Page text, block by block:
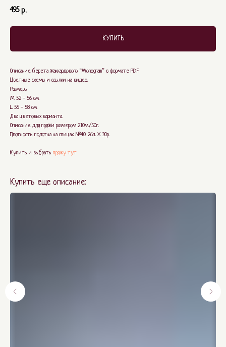
495 р.
КУПИТЬ
Описание берета жаккардового “Monogram” в формате PDF.
Цветные схемы и ссылки на видео.
Размеры:
М 52 - 56 см.
L 56 - 58 см.
Два цветовых варианта.
Описание для пряжи размером 210м./50г.
Плотность полотна на спицах №4.0: 26п. Х 30р.
Купить и выбрать пряжу тут
Купить еще описание: